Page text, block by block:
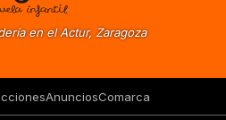
en el Actur, Zaragoza
AnunciosComarca